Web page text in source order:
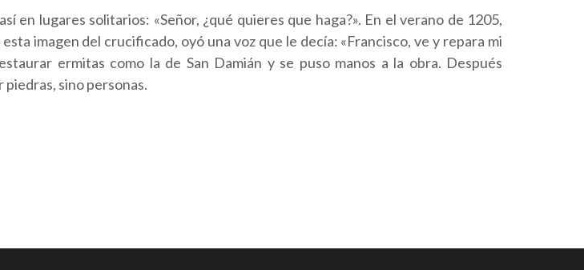
lugares solitarios: «Señor, ¿qué quieres que haga?». En el verano de 1205,
imagen del crucificado, oyó una voz que le decía: «Francisco, ve y repara mi
ermitas como la de San Damián y se puso manos a la obra. Después
sino personas.